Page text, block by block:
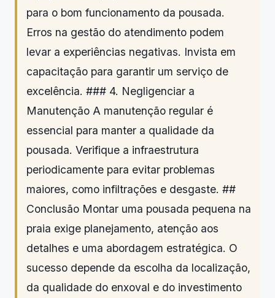
para o bom funcionamento da pousada.
Erros na gestão do atendimento podem
levar a experiências negativas. Invista em
capacitação para garantir um serviço de
excelência. ### 4. Negligenciar a
Manutenção A manutenção regular é
essencial para manter a qualidade da
pousada. Verifique a infraestrutura
periodicamente para evitar problemas
maiores, como infiltrações e desgaste. ##
Conclusão Montar uma pousada pequena na
praia exige planejamento, atenção aos
detalhes e uma abordagem estratégica. O
sucesso depende da escolha da localização,
da qualidade do enxoval e do investimento